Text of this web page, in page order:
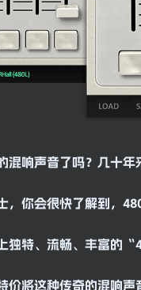
混响声音了吗？几十年
，你会很快了解到，
独特、流畅、丰富的
价将这种传奇的混响声